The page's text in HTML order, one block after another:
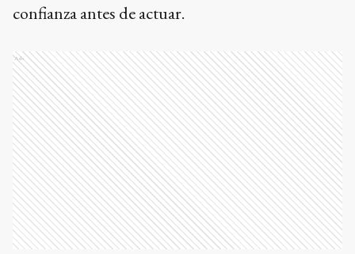
confianza antes de actuar.
Ads